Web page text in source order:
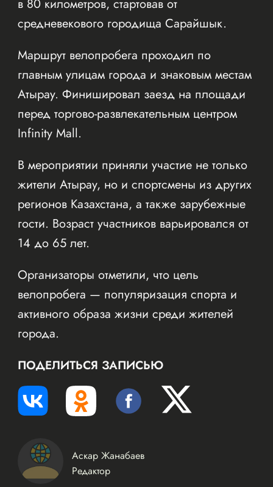
в 80 километров, стартовав от
средневекового городища Сарайшык.
Маршрут велопробега проходил по
главным улицам города и знаковым местам
Атырау. Финишировал заезд на площади
перед торгово-развлекательным центром
Infinity Mall.
В мероприятии приняли участие не только
жители Атырау, но и спортсмены из других
регионов Казахстана, а также зарубежные
гости. Возраст участников варьировался от
14 до 65 лет.
Организаторы отметили, что цель
велопробега — популяризация спорта и
активного образа жизни среди жителей
города.
ПОДЕЛИТЬСЯ ЗАПИСЬЮ
Аскар Жанабаев
Редактор